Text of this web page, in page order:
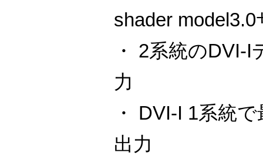
shader
・ 2系統のDVI-
力
・ DVI-I 1系統
出力